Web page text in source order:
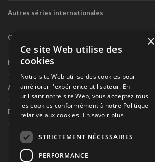
Autres séries internationales
Circuit routier canadien
Karting
Autres séries nationales
Divers
×
Ce site Web utilise des
cookies
Notre site Web utilise des cookies pour
améliorer l'expérience utilisateur. En
utilisant notre site Web, vous acceptez tous
les cookies conformément à notre Politique
relative aux cookies. En savoir plus
STRICTEMENT NÉCESSAIRES
PERFORMANCE